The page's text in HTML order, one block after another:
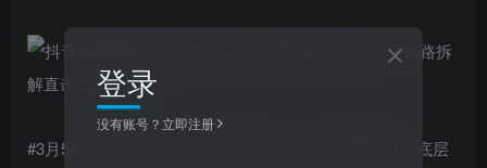
#3月5日更新!抖音电商操盘手实操课，全链路拆解直击底层
登录
没有账号？立即注册